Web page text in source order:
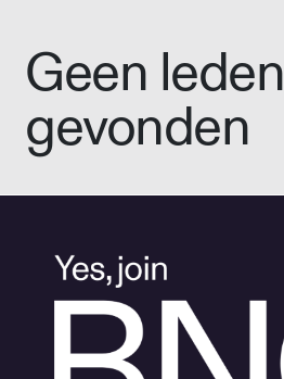
Geen leden
gevonden